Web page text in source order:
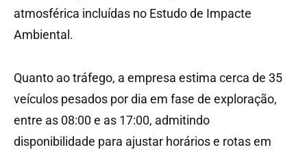
atmosférica incluídas no Estudo de Impacte
Ambiental.
Quanto ao tráfego, a empresa estima cerca de 35
veículos pesados por dia em fase de exploração,
entre as 08:00 e as 17:00, admitindo
disponibilidade para ajustar horários e rotas em